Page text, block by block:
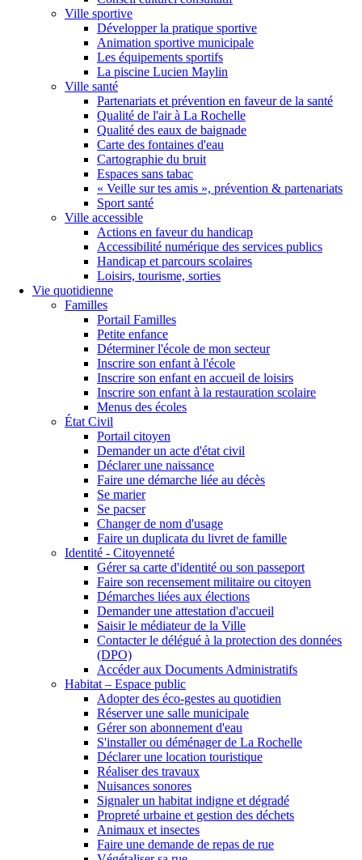
Ville sportive
Développer la pratique sportive
Animation sportive municipale
Les équipements sportifs
La piscine Lucien Maylin
Ville santé
Partenariats et prévention en faveur de la santé
Qualité de l'air à La Rochelle
Qualité des eaux de baignade
Carte des fontaines d'eau
Cartographie du bruit
Espaces sans tabac
« Veille sur tes amis », prévention & partenariats
Sport santé
Ville accessible
Actions en faveur du handicap
Accessibilité numérique des services publics
Handicap et parcours scolaires
Loisirs, tourisme, sorties
Vie quotidienne
Familles
Portail Familles
Petite enfance
Déterminer l'école de mon secteur
Inscrire son enfant à l'école
Inscrire son enfant en accueil de loisirs
Inscrire son enfant à la restauration scolaire
Menus des écoles
État Civil
Portail citoyen
Demander un acte d'état civil
Déclarer une naissance
Faire une démarche liée au décès
Se marier
Se pacser
Changer de nom d'usage
Faire un duplicata du livret de famille
Identité - Citoyenneté
Gérer sa carte d'identité ou son passeport
Faire son recensement militaire ou citoyen
Démarches liées aux élections
Demander une attestation d'accueil
Saisir le médiateur de la Ville
Contacter le délégué à la protection des données
(DPO)
Accéder aux Documents Administratifs
Habitat – Espace public
Adopter des éco-gestes au quotidien
Réserver une salle municipale
Gérer son abonnement d'eau
S'installer ou déménager de La Rochelle
Déclarer une location touristique
Réaliser des travaux
Nuisances sonores
Signaler un habitat indigne et dégradé
Propreté urbaine et gestion des déchets
Animaux et insectes
Faire une demande de repas de rue